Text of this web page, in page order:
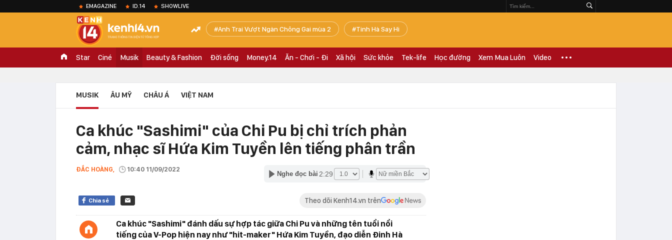
EMAGAZINE ID.14 SHOWLIVE
Anh Trai Vượt Ngàn Chông Gai mùa 2 Tinh Hà Say Hi
Star Ciné Musik Beauty & Fashion Đời sống Money.14 Ăn - Chơi - Đi Xã hội Sức khỏe Tek-life Học đường Xem Mua Luôn Video
MUSIK ÂU MỸ CHÂU Á VIỆT NAM
Ca khúc "Sashimi" của Chi Pu bị chỉ trích phản
cảm, nhạc sĩ Hứa Kim Tuyền lên tiếng phân trần
ĐẮC HOÀNG, 10:40 11/09/2022
Nghe đọc bài 2:29
Chia sẻ Theo dõi Kenh14.vn trên
Ca khúc "Sashimi" đánh dấu sự hợp tác giữa Chi Pu và những tên tuổi nổi
tiếng của V-Pop hiện nay như "hit-maker" Hứa Kim Tuyền, đạo diễn Đinh Hà